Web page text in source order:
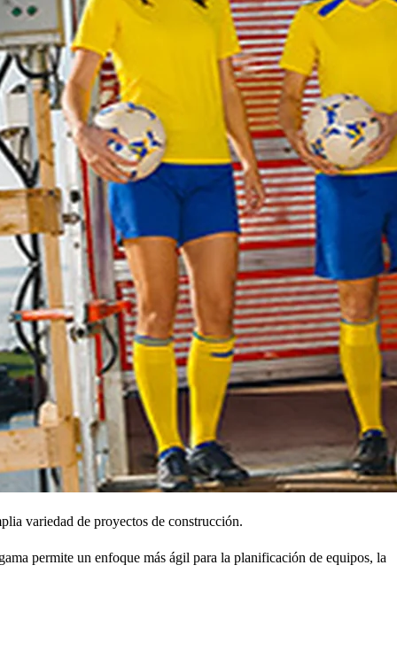
variedad de proyectos de construcción.
permite un enfoque más ágil para la planificación de equipos, la